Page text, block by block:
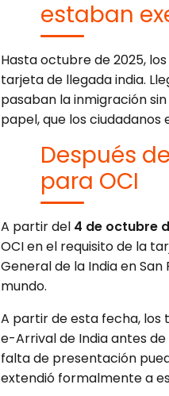
estaban
Hasta octubre de 2025,
tarjeta de llegada india.
pasaban la inmigración
papel, que los
Después
para OCI
A partir del 4 de octubre
OCI en el requisito de la
General de la India en
mundo.
A partir de esta fecha, los
e-Arrival de India antes
falta de presentación
extendió formalmente a